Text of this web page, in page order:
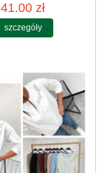
41.00 zł
szczegóły